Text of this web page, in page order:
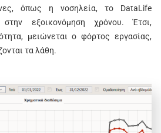
όπως η νοσηλεία, το DataLife
στην εξοικονόμηση χρόνου. Έτσι,
μειώνεται ο φόρτος εργασίας,
τα λάθη.